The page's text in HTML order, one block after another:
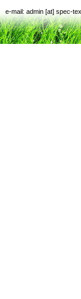
e-mail: admin [at] spec-